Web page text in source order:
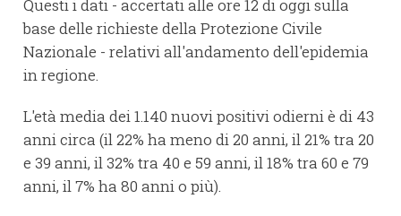
Questi i dati - accertati alle ore 12 di oggi sulla
base delle richieste della Protezione Civile
Nazionale - relativi all'andamento dell'epidemia
in regione.
L'età media dei 1.140 nuovi positivi odierni è di 43
anni circa (il 22% ha meno di 20 anni, il 21% tra 20
e 39 anni, il 32% tra 40 e 59 anni, il 18% tra 60 e 79
anni, il 7% ha 80 anni o più).